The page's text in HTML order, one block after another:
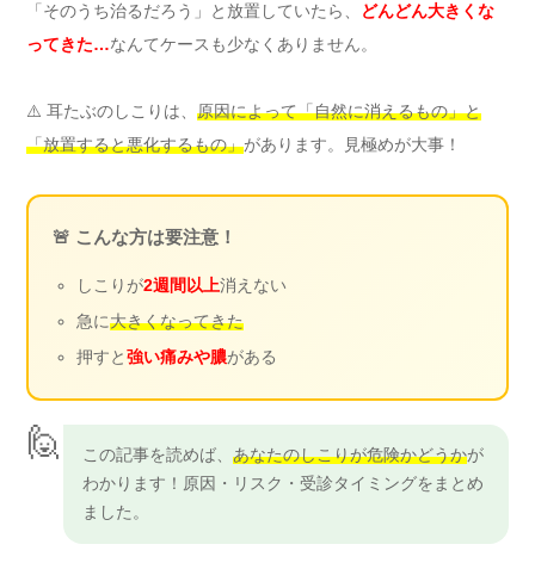
「そのうち治るだろう」と放置していたら、
どんどん大きくな
ってきた…なんてケースも少なくありません。
⚠️ 耳たぶのしこりは、 原因によって「自然に消えるもの」と
「放置すると悪化するもの」があります。見極めが大事！
🚨 こんな方は要注意！
しこりが2週間以上消えない
急に大きくなってきた
押すと強い痛みや膿がある
🙋 この記事を読めば、 あなたのしこりが危険かどうかが
わかります！原因・リスク・受診タイミングをまとめ
ました。